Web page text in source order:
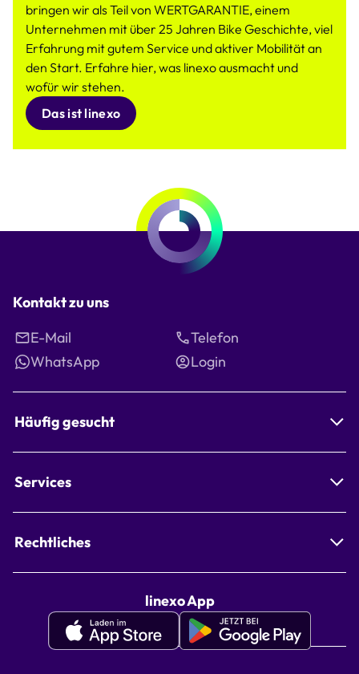
bringen wir als Teil von WERTGARANTIE, einem
Unternehmen mit über 25 Jahren Bike Geschichte, viel
Erfahrung mit gutem Service und aktiver Mobilität an
den Start. Erfahre hier, was linexo ausmacht und
wofür wir stehen.
Das ist linexo
Kontakt zu uns
E-Mail
Telefon
WhatsApp
Login
Häufig gesucht
Services
Rechtliches
linexo App
Apple
Google